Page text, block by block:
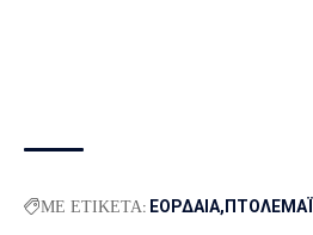
ΜΕ ΕΤΙΚΕΤΑ: ΕΟΡΔΑΙΑ